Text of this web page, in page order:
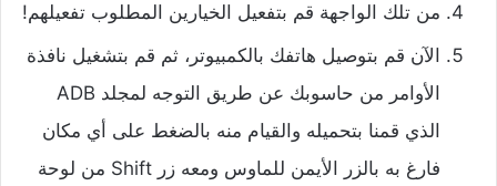
من تلك الواجهة قم بتفعيل الخيارين المطلوب تفعيلهم!
الآن قم بتوصيل هاتفك بالكمبيوتر، ثم قم بتشغيل نافذة
الأوامر من حاسوبك عن طريق التوجه لمجلد ADB
الذي قمنا بتحميله والقيام منه بالضغط على أي مكان
فارغ به بالزر الأيمن للماوس ومعه زر Shift من لوحة